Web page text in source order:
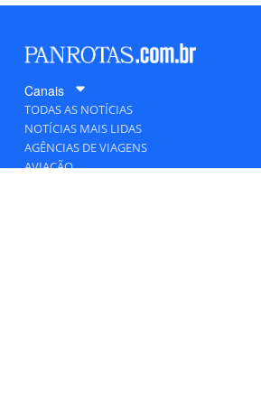
Canais
TODAS AS NOTÍCIAS
NOTÍCIAS MAIS LIDAS
AGÊNCIAS DE VIAGENS
AVIAÇÃO